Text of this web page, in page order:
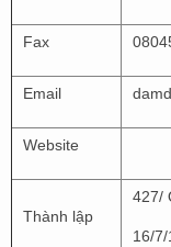
Fax
Email
Website
Thành lập
427/
16/7/